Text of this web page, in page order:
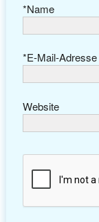
Name
*
E-Mail-Adresse
*
Website